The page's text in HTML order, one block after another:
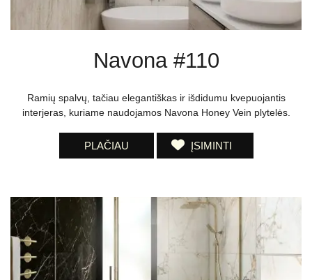
Navona #110
Ramių spalvų, tačiau elegantiškas ir išdidumu kvepuojantis
interjeras, kuriame naudojamos Navona Honey Vein plytelės.
PLAČIAU ĮSIMINTI